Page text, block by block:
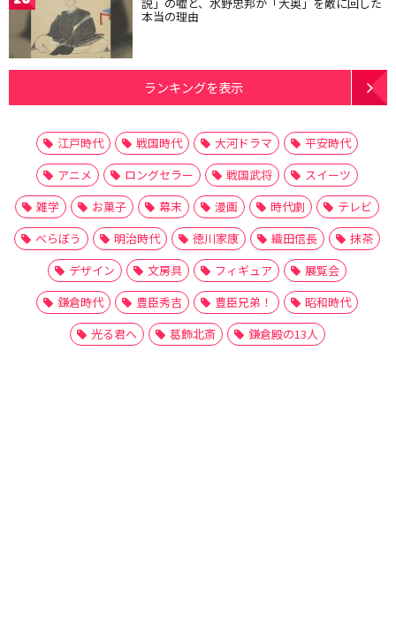
本当の理由
ランキングを表示
江戸時代 戦国時代 大河ドラマ
平安時代
アニメ
ロングセラー 戦国武将
スイーツ
雑学
お菓子 幕末 漫画 時代劇
テレビ
べらぼう
明治時代 徳川家康 織田信長
抹茶
デザイン
文房具 フィギュア
展覧会
鎌倉時代
豊臣秀吉 豊臣兄弟！
昭和時代
光る君へ
葛飾北斎 鎌倉殿の13人